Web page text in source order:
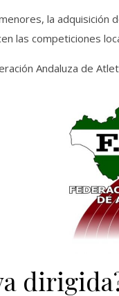
la adquisición
las competiciones
Andaluza de